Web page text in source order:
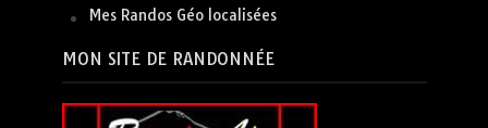
Mes Randos Géo localisées
MON SITE DE RANDONNÉE